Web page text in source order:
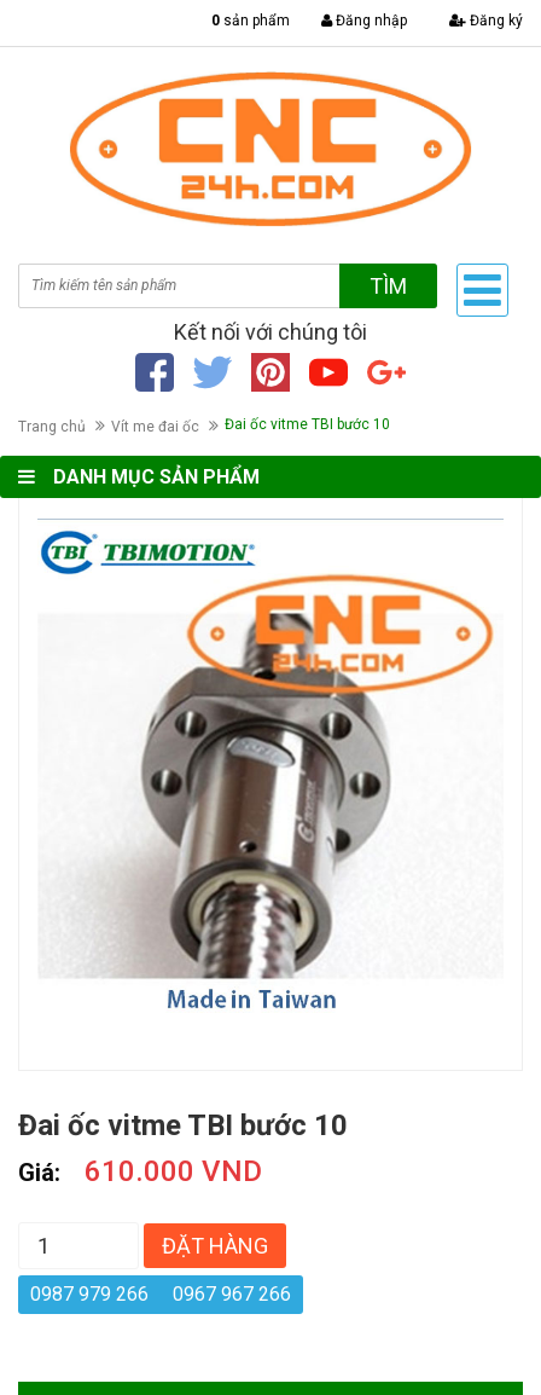
0 sản phẩm Đăng nhập Đăng ký
TÌM
Kết nối với chúng tôi
Trang chủ Vít me đai ốc Đai ốc vitme TBI bước 10
DANH MỤC SẢN PHẨM
Đai ốc vitme TBI bước 10
Giá: 610.000 VND
ĐẶT HÀNG
0987 979 266 0967 967 266